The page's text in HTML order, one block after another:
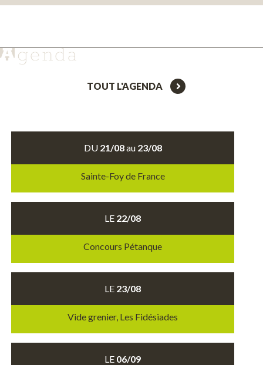
TOUT L'AGENDA
DU 21/08au 23/08
Sainte-Foy de France
LE 22/08
Concours Pétanque
LE 23/08
Vide grenier, Les Fidésiades
LE 06/09